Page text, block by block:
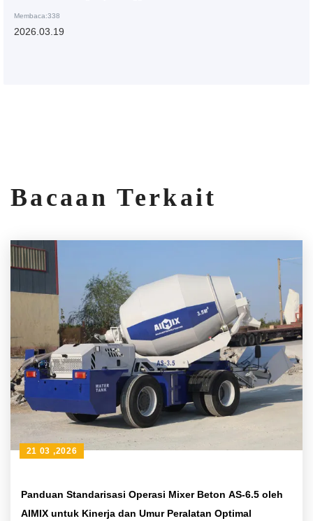
Membaca:338
2026.03.19
Bacaan Terkait
Panduan Standarisasi Operasi Mixer Beton AS-6.5 oleh
AIMIX untuk Kinerja dan Umur Peralatan Optimal
21 03 ,2026